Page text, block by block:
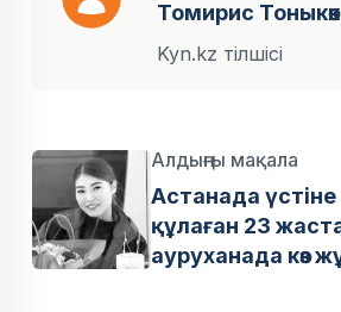
Томирис Тоныкөк
Kyn.kz тілшісі
Алдыңғы мақала
Астанада
құлаған 23
ауруханада көз